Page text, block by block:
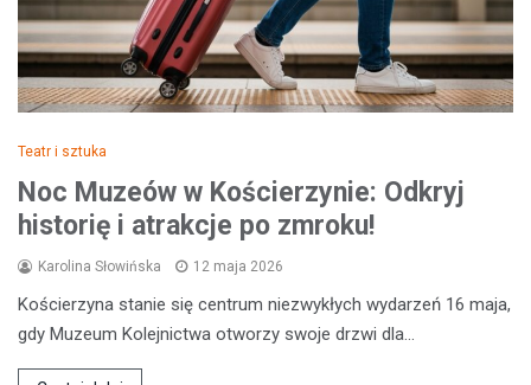
Teatr i sztuka
Noc Muzeów w Kościerzynie: Odkryj
historię i atrakcje po zmroku!
Karolina Słowińska 12 maja 2026
Kościerzyna stanie się centrum niezwykłych wydarzeń 16 maja,
gdy Muzeum Kolejnictwa otworzy swoje drzwi dla…